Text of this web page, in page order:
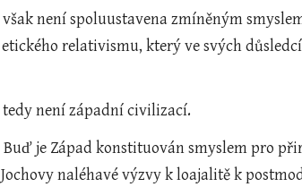
však není spoluustavena zmíněným
relativismu, který ve svých
tedy není západní civilizací.
je Západ konstituován smyslem pro
naléhavé výzvy k loajalitě k